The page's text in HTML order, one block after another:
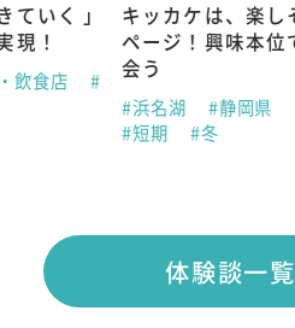
ていく 」
現！
飲食店 #
キッカケは、楽し
ページ！興味本位
会う
#浜名湖 #静岡県
#短期
#冬
体験談一